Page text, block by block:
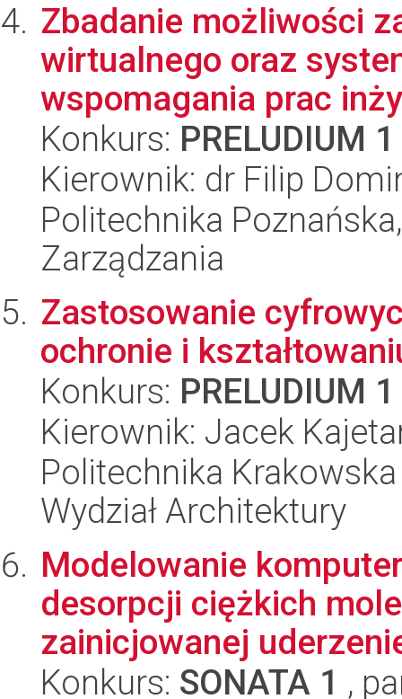
Zbadanie możliwości
wirtualnego oraz
wspomagania prac
Konkurs: PRELUDIUM 1
Kierownik: dr Filip
Politechnika
Zarządzania
Zastosowanie
ochronie i
Konkurs: PRELUDIUM 1
Kierownik: Jacek
Politechnika
Wydział Architektury
Modelowanie
desorpcji ciężkich
zainicjowanej
Konkurs: SONATA 1 ,